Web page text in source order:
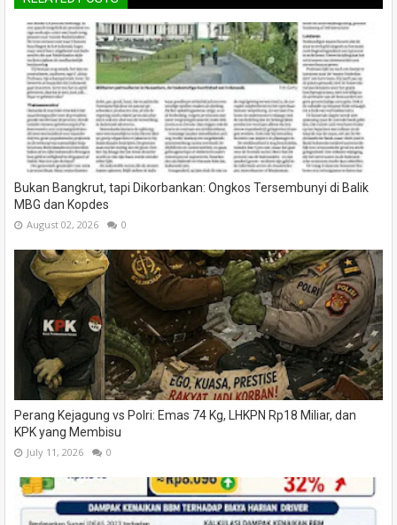
Bukan Bangkrut, tapi Dikorbankan: Ongkos Tersembunyi di Balik
MBG dan Kopdes
August 02, 2026 0
Perang Kejagung vs Polri: Emas 74 Kg, LHKPN Rp18 Miliar, dan
KPK yang Membisu
July 11, 2026 0